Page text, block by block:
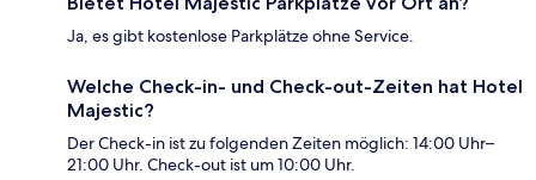
Ja, es gibt kostenlose Parkplätze ohne Service.
Welche Check-in- und Check-out-Zeiten hat Hotel
Majestic?
Der Check-in ist zu folgenden Zeiten möglich: 14:00 Uhr–
21:00 Uhr. Check-out ist um 10:00 Uhr.